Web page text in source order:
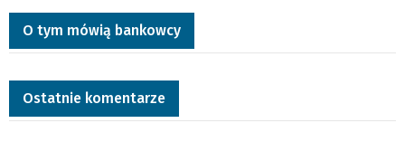
O tym mówią bankowcy
Ostatnie komentarze